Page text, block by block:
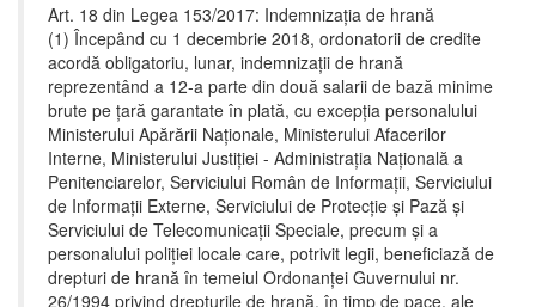
Art. 18 din Legea 153/2017: Indemnizația de hrană
(1) Începând cu 1 decembrie 2018, ordonatorii de credite
acordă obligatoriu, lunar, indemnizații de hrană
reprezentând a 12-a parte din două salarii de bază minime
brute pe țară garantate în plată, cu excepția personalului
Ministerului Apărării Naționale, Ministerului Afacerilor
Interne, Ministerului Justiției - Administrația Națională a
Penitenciarelor, Serviciului Român de Informații, Serviciului
de Informații Externe, Serviciului de Protecție și Pază și
Serviciului de Telecomunicații Speciale, precum și a
personalului poliției locale care, potrivit legii, beneficiază de
drepturi de hrană în temeiul Ordonanței Guvernului nr.
26/1994 privind drepturile de hrană, în timp de pace, ale